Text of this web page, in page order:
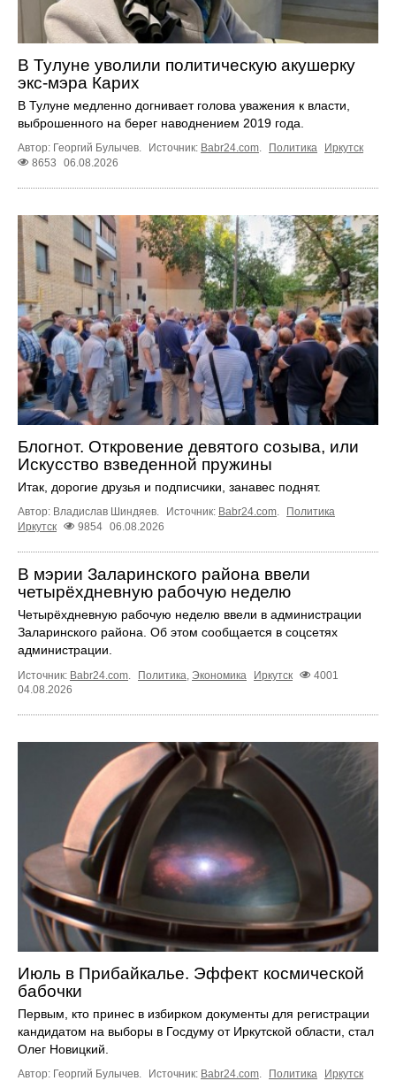
В Тулуне уволили политическую акушерку
экс-мэра Карих
В Тулуне медленно догнивает голова уважения к власти,
выброшенного на берег наводнением 2019 года.
Автор: Георгий Булычев. Источник: Babr24.com. Политика
Иркутск
8653
06.08.2026
Блогнот. Откровение девятого созыва, или
Искусство взведенной пружины
Итак, дорогие друзья и подписчики, занавес поднят.
Автор: Владислав Шиндяев. Источник: Babr24.com.
Политика
Иркутск
9854 06.08.2026
В мэрии Заларинского района ввели
четырёхдневную рабочую неделю
Четырёхдневную рабочую неделю ввели в администрации
Заларинского района. Об этом сообщается в соцсетях
администрации.
Источник: Babr24.com. Политика, Экономика Иркутск
4001
04.08.2026
Июль в Прибайкалье. Эффект космической
бабочки
Первым, кто принес в избирком документы для регистрации
кандидатом на выборы в Госдуму от Иркутской области, стал
Олег Новицкий.
Автор: Георгий Булычев. Источник: Babr24.com. Политика
Иркутск